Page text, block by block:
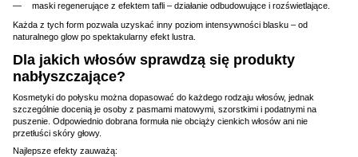
maski regenerujące z efektem tafli – działanie odbudowujące i rozświetlające.
Każda z tych form pozwala uzyskać inny poziom intensywności blasku – od
naturalnego glow po spektakularny efekt lustra.
Dla jakich włosów sprawdzą się produkty
nabłyszczające?
Kosmetyki do połysku można dopasować do każdego rodzaju włosów, jednak
szczególnie docenią je osoby z pasmami matowymi, szorstkimi i podatnymi na
puszenie. Odpowiednio dobrana formuła nie obciąży cienkich włosów ani nie
przetłuści skóry głowy.
Najlepsze efekty zauważą: